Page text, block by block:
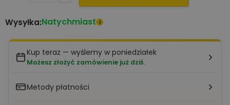
Wysyłka:Natychmiast i
Kup teraz — wyślemy w poniedziałek
Możesz złożyć zamówienie już dziś.
Metody płatności